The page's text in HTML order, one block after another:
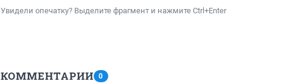
Увидели опечатку? Выделите фрагмент и нажмите Ctrl+Enter
КОММЕНТАРИИ 0